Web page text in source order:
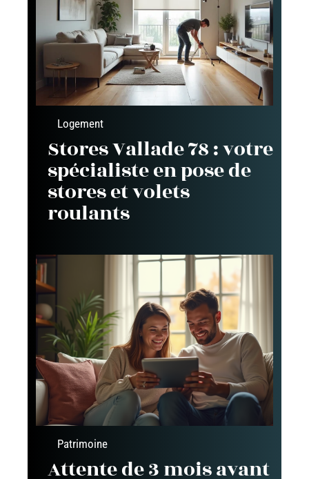
Logement
Stores Vallade 78 : votre
spécialiste en pose de
stores et volets
roulants
Patrimoine
Attente de 3 mois avant